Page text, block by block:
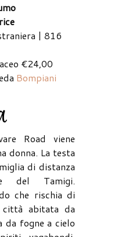
| 816
€24,00
Bompiani
Road viene
donna. La testa
di distanza
del Tamigi.
che rischia di
abitata da
fogne a cielo